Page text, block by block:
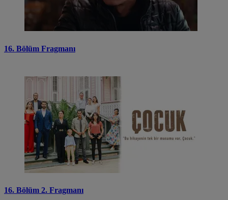
16. Bölüm Fragmanı
16. Bölüm 2. Fragmanı